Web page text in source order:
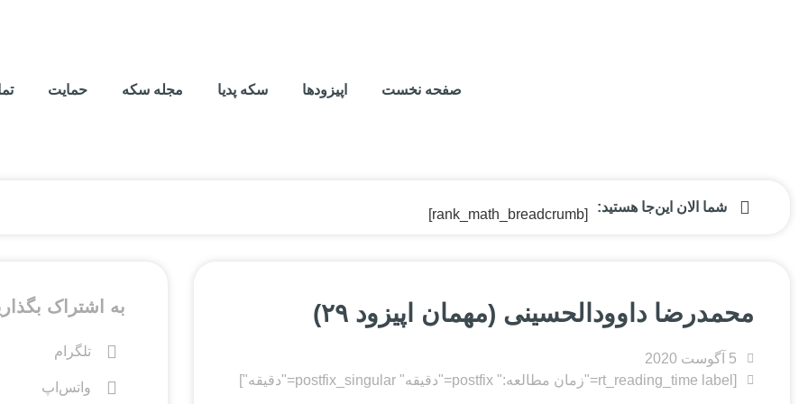
صفحه نخست اپیزودها سکه پدیا مجله سکه حمایت
شما الان این‌جا هستید: [rank_math_breadcrumb]
محمدرضا داوودالحسینی (مهمان اپیزود ۲۹)
5 آگوست 2020
[rt_reading_time label="زمان مطالعه:" postfix="دقیقه" postfix_singular="دقیقه"]
به اشتراک
تلگرام
واتس‌اپ